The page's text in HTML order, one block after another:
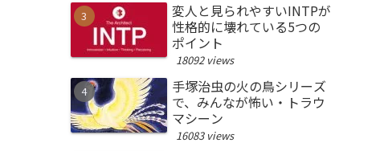
変人と見られやすいINTPが
性格的に壊れている5つの
ポイント
18092 views
手塚治虫の火の鳥シリーズ
で、みんなが怖い・トラウ
マシーン
16083 views